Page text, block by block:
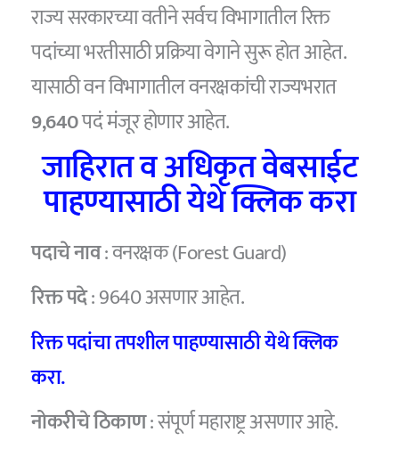
राज्य सरकारच्या वतीने सर्वच विभागातील रिक्त
पदांच्या भरतीसाठी प्रक्रिया वेगाने सुरू होत आहेत.
यासाठी वन विभागातील वनरक्षकांची राज्यभरात
9,640पदं मंजूर होणार आहेत.
जाहिरात व अधिकृत वेबसाईट
पाहण्यासाठी येथे क्लिक करा
पदाचे नाव: वनरक्षक (Forest Guard)
रिक्त पदे: 9640 असणार आहेत.
रिक्त पदांचा तपशील पाहण्यासाठी येथे क्लिक
करा.
नोकरीचे ठिकाण: संपूर्ण महाराष्ट्र असणार आहे.